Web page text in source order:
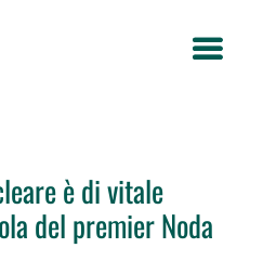
è di vitale
del premier Noda